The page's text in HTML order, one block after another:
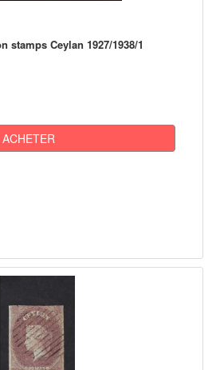
stamps Ceylan 1927/1938/1
ACHETER